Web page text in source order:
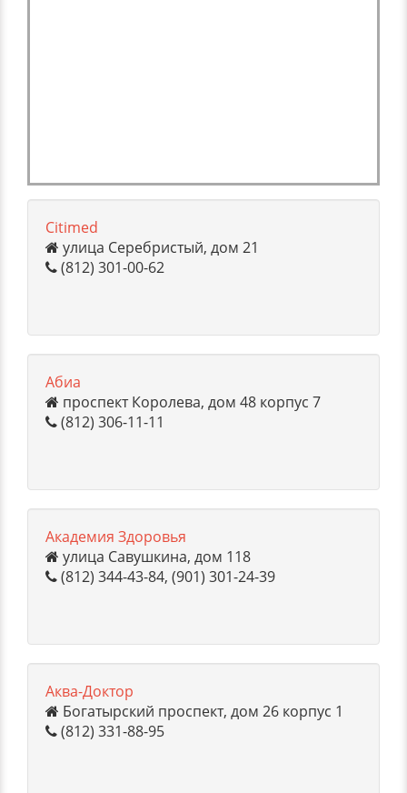
Citimed
улица Серебристый, дом 21
(812) 301-00-62
Абиа
проспект Королева, дом 48 корпус 7
(812) 306-11-11
Академия Здоровья
улица Савушкина, дом 118
(812) 344-43-84, (901) 301-24-39
Аква-Доктор
Богатырский проспект, дом 26 корпус 1
(812) 331-88-95